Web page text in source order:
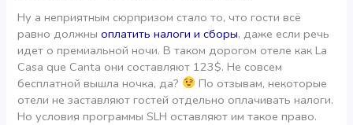
Ну а неприятным сюрпризом стало то, что гости всё
равно должныоплатить налоги и сборы, даже если речь
идет о премиальной ночи. В таком дорогом отеле как La
Casa que Canta они составляют 123$. Не совсем
бесплатной вышла ночка, да?
По отзывам, некоторые
отели не заставляют гостей отдельно оплачивать налоги.
Но условия программы SLH оставляют им такое право.